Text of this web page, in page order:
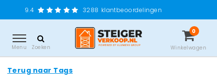
3288 klantbeoordelingen
Menu Zoeken
0
Winkelwagen
Terug naar Tags